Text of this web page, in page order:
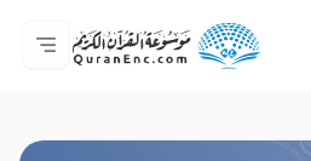
Početna stranica
Sadržaj prijevodā
Audio
Usluge programera - API
O projektu
Kontaktiraj nas
Jezik